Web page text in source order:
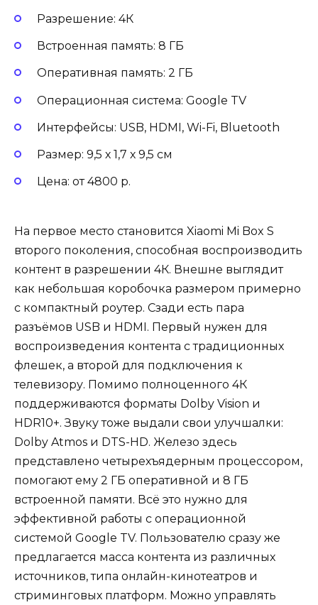
Разрешение: 4К
Встроенная память: 8 ГБ
Оперативная память: 2 ГБ
Операционная система: Google TV
Интерфейсы: USB, HDMI, Wi-Fi, Bluetooth
Размер: 9,5 х 1,7 х 9,5 см
Цена: от 4800 р.
На первое место становится Xiaomi Mi Box S
второго поколения, способная воспроизводить
контент в разрешении 4К. Внешне выглядит
как небольшая коробочка размером примерно
с компактный роутер. Сзади есть пара
разъёмов USB и HDMI. Первый нужен для
воспроизведения контента с традиционных
флешек, а второй для подключения к
телевизору. Помимо полноценного 4К
поддерживаются форматы Dolby Vision и
HDR10+. Звуку тоже выдали свои улучшалки:
Dolby Atmos и DTS-HD. Железо здесь
представлено четырехъядерным процессором,
помогают ему 2 ГБ оперативной и 8 ГБ
встроенной памяти. Всё это нужно для
эффективной работы с операционной
системой Google TV. Пользователю сразу же
предлагается масса контента из различных
источников, типа онлайн-кинотеатров и
стриминговых платформ. Можно управлять